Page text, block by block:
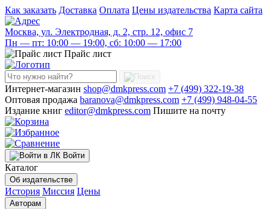
Как заказать Доставка Оплата Цены издательства Карта сайта
Москва, ул. Электродная, д. 2, стр. 12, офис 7
Пн — пт: 10:00 — 19:00, сб: 10:00 — 17:00
Прайс лист
Интернет-магазин shop@dmkpress.com +7 (499) 322-19-38
Оптовая продажа baranova@dmkpress.com +7 (499) 948-04-55
Издание книг editor@dmkpress.com Пишите на почту
Войти
Каталог
Об издательстве
История Миссия Цены
Авторам